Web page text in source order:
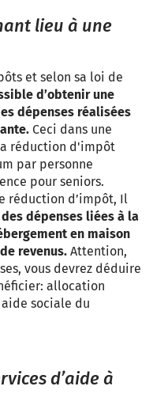
lieu à une
et selon sa loi de
d’obtenir une
dépenses réalisées
. Ceci dans une
réduction d'impôt
par personne
pour seniors.
réduction d’impôt, Il
dépenses liées à la
en maison
revenus. Attention,
vous devrez déduire
allocation
sociale du
d’aide à